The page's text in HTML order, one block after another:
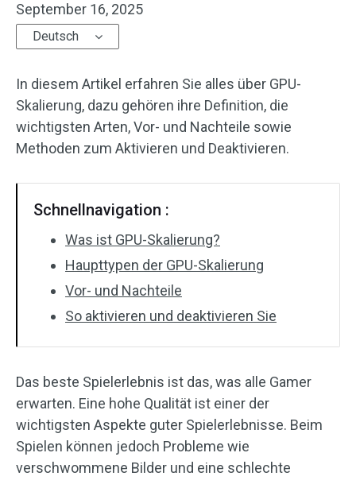
September 16, 2025
Deutsch
In diesem Artikel erfahren Sie alles über GPU-
Skalierung, dazu gehören ihre Definition, die
wichtigsten Arten, Vor- und Nachteile sowie
Methoden zum Aktivieren und Deaktivieren.
Schnellnavigation :
Was ist GPU-Skalierung?
Haupttypen der GPU-Skalierung
Vor- und Nachteile
So aktivieren und deaktivieren Sie
Das beste Spielerlebnis ist das, was alle Gamer
erwarten. Eine hohe Qualität ist einer der
wichtigsten Aspekte guter Spielerlebnisse. Beim
Spielen können jedoch Probleme wie
verschwommene Bilder und eine schlechte